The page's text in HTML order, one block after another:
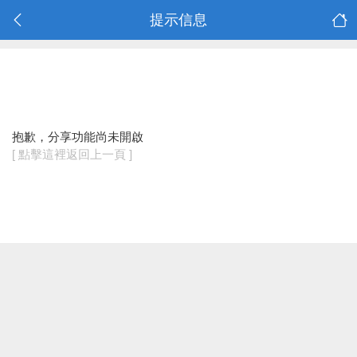
提示信息
抱歉，分享功能尚未開啟
[ 點擊這裡返回上一頁 ]